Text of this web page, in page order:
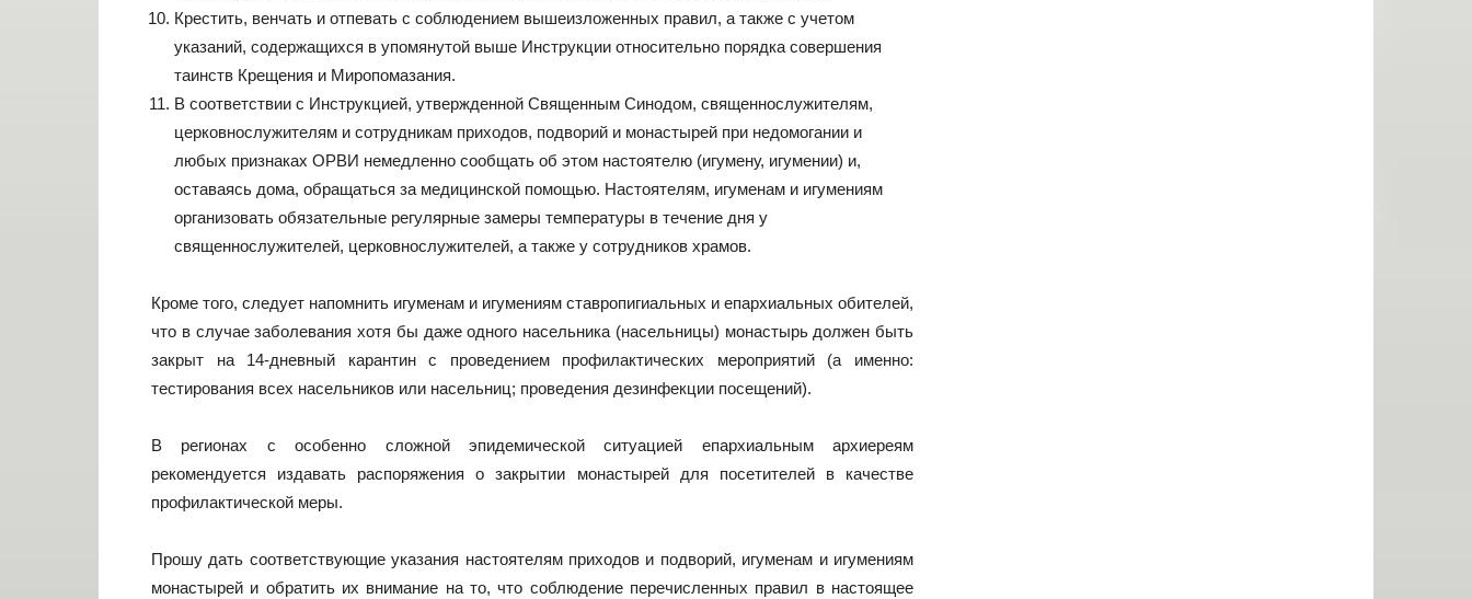
Крестить, венчать и отпевать с соблюдением вышеизложенных правил, а также с учетом
указаний, содержащихся в упомянутой выше Инструкции относительно порядка совершения
таинств Крещения и Миропомазания.
В соответствии с Инструкцией, утвержденной Священным Синодом, священнослужителям,
церковнослужителям и сотрудникам приходов, подворий и монастырей при недомогании и
любых признаках ОРВИ немедленно сообщать об этом настоятелю (игумену, игумении) и,
оставаясь дома, обращаться за медицинской помощью. Настоятелям, игуменам и игумениям
организовать обязательные регулярные замеры температуры в течение дня у
священнослужителей, церковнослужителей, а также у сотрудников храмов.
Кроме того, следует напомнить игуменам и игумениям ставропигиальных и епархиальных обителей,
что в случае заболевания хотя бы даже одного насельника (насельницы) монастырь должен быть
закрыт на 14-дневный карантин с проведением профилактических мероприятий (а именно:
тестирования всех насельников или насельниц; проведения дезинфекции посещений).
В регионах с особенно сложной эпидемической ситуацией епархиальным архиереям
рекомендуется издавать распоряжения о закрытии монастырей для посетителей в качестве
профилактической меры.
Прошу дать соответствующие указания настоятелям приходов и подворий, игуменам и игумениям
монастырей и обратить их внимание на то, что соблюдение перечисленных правил в настоящее